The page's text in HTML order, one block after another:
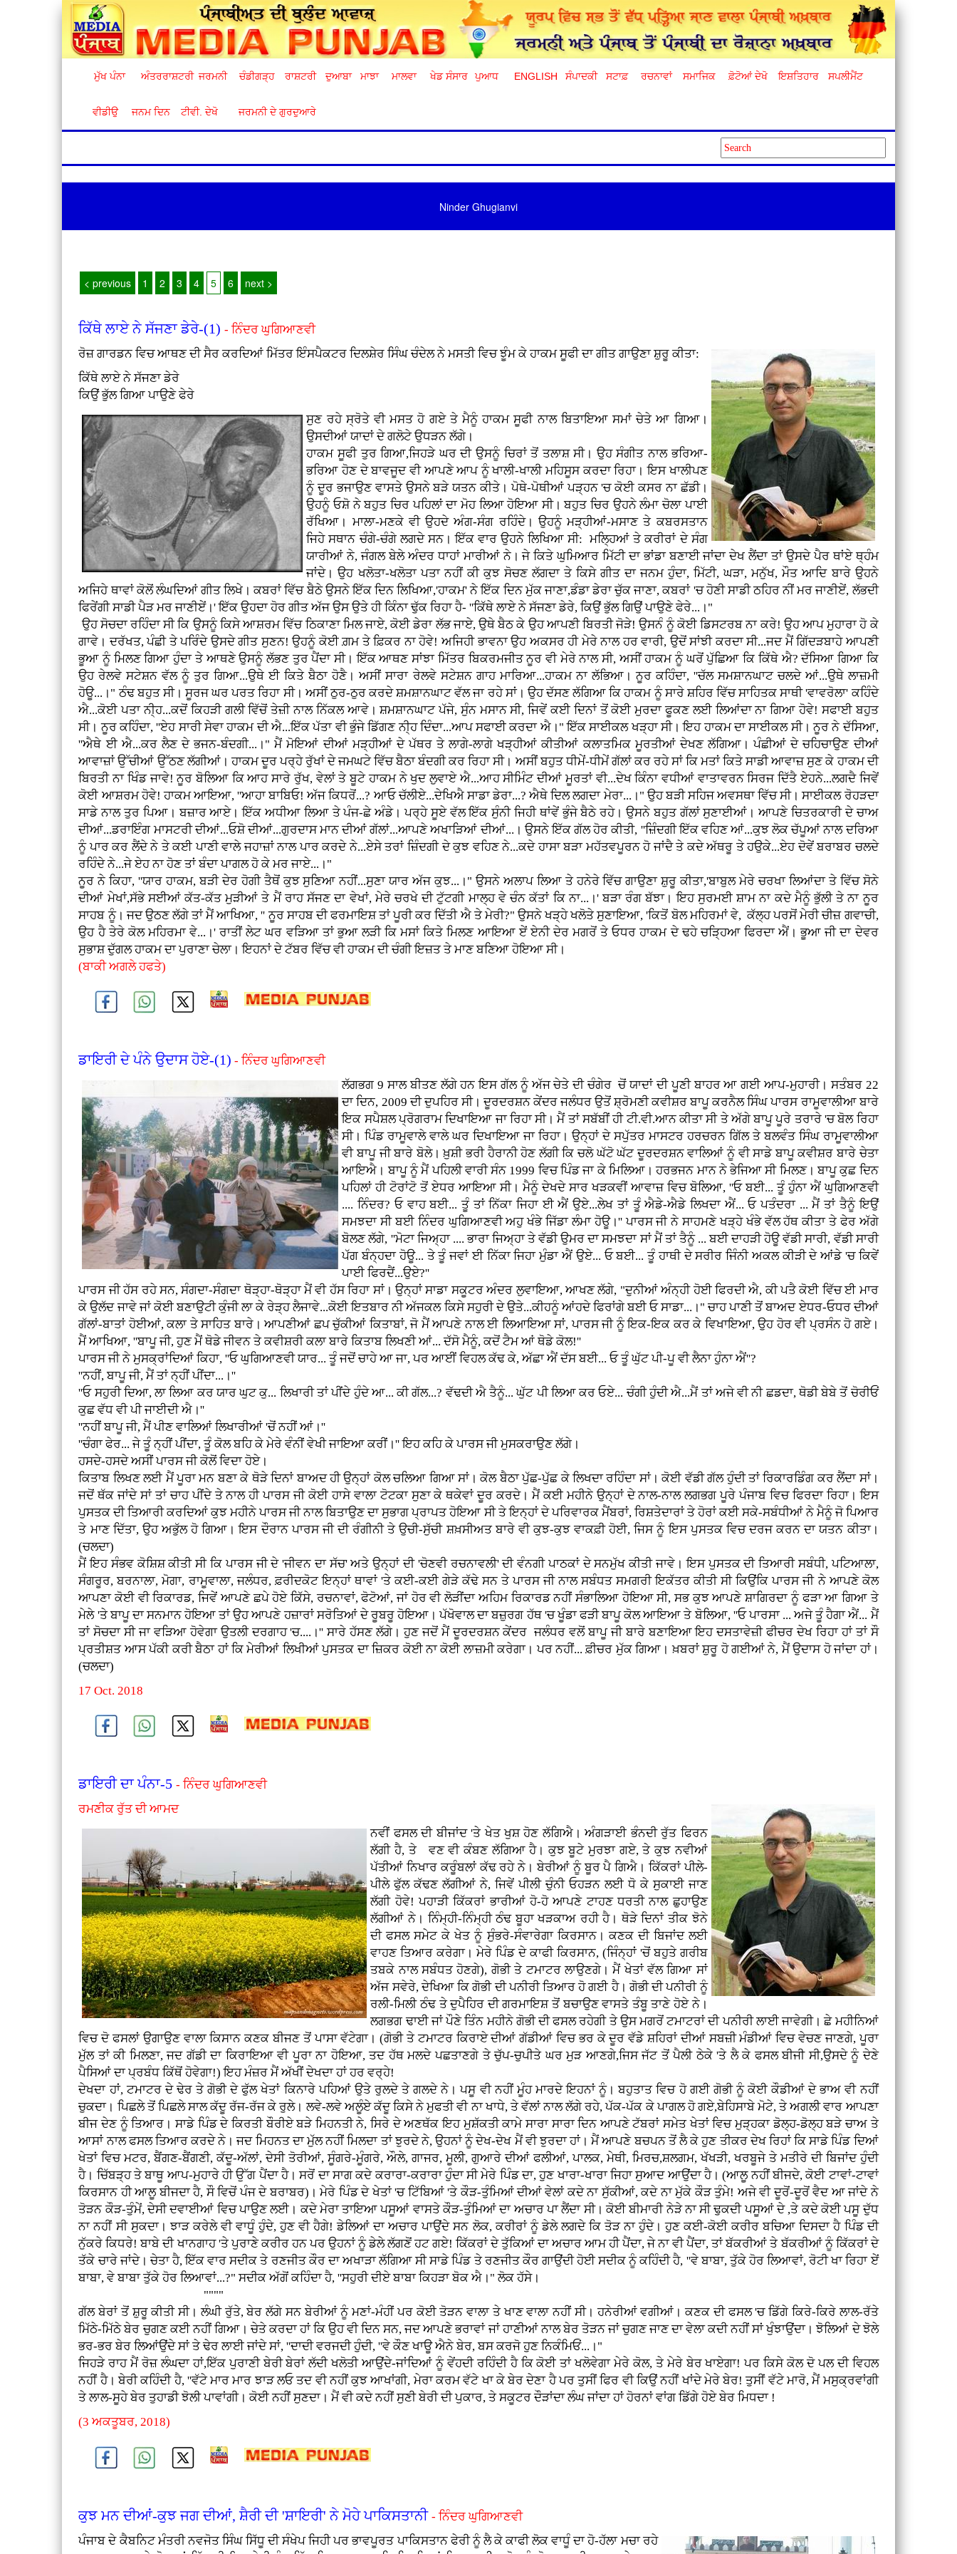
ਮੁੱਖ ਪੰਨਾ ਅੰਤਰਰਾਸ਼ਟਰੀ ਜਰਮਨੀ ਚੰਡੀਗੜ੍ਹ ਰਾਸ਼ਟਰੀ ਦੁਆਬਾ ਮਾਝਾ ਮਾਲਵਾ ਖੇਡ ਸੰਸਾਰ ਪੁਆਧ ENGLISH ਸੰਪਾਦਕੀ ਸਟਾਫ਼ ਰਚਨਾਵਾਂ ਸਮਾਜਿਕ ਫ਼ੋਟੋਆਂ ਦੇਖੋ ਇਸ਼ਤਿਹਾਰ ਸਪਲੀਮੈਂਟ
ਵੀਡੀਉ ਜਨਮ ਦਿਨ ਟੀਵੀ. ਦੇਖੋ ਜਰਮਨੀ ਦੇ ਗੁਰਦੁਆਰੇ
Ninder Ghugianvi
< previous 1 2 3 4 5 6 next >
ਕਿੱਥੇ ਲਾਏ ਨੇ ਸੱਜਣਾ ਡੇਰੇ-(1)- ਨਿੰਦਰ ਘੁਗਿਆਣਵੀ
ਰੋਜ਼ ਗਾਰਡਨ ਵਿਚ ਆਥਣ ਦੀ ਸੈਰ ਕਰਦਿਆਂ ਮਿੱਤਰ ਇੰਸਪੈਕਟਰ ਦਿਲਸ਼ੇਰ ਸਿੰਘ ਚੰਦੇਲ ਨੇ ਮਸਤੀ ਵਿਚ ਝੂੰਮ ਕੇ ਹਾਕਮ ਸੂਫੀ ਦਾ ਗੀਤ ਗਾਉਣਾ ਸ਼ੁਰੂ ਕੀਤਾ:
ਕਿੱਥੇ ਲਾਏ ਨੇ ਸੱਜਣਾ ਡੇਰੇ
ਕਿਉਂ ਭੁੱਲ ਗਿਆ ਪਾਉਣੇ ਫੇਰੇ
ਸੁਣ ਰਹੇ ਸ੍ਰੋਤੇ ਵੀ ਮਸਤ ਹੋ ਗਏ ਤੇ ਮੈਨੂੰ ਹਾਕਮ ਸੂਫੀ ਨਾਲ ਬਿਤਾਇਆ ਸਮਾਂ ਚੇਤੇ ਆ ਗਿਆ।
ਉਸਦੀਆਂ ਯਾਦਾਂ ਦੇ ਗਲੋਟੇ ਉਧੜਨ ਲੱਗੇ।
ਹਾਕਮ ਸੂਫੀ ਤੁਰ ਗਿਆ,ਜਿਹੜੇ ਘਰ ਦੀ ਉਸਨੂੰ ਚਿਰਾਂ ਤੋਂ ਤਲਾਸ਼ ਸੀ। ਉਹ ਸੰਗੀਤ ਨਾਲ ਭਰਿਆ-
ਭਰਿਆ ਹੋਣ ਦੇ ਬਾਵਜੂਦ ਵੀ ਆਪਣੇ ਆਪ ਨੂੰ ਖਾਲੀ-ਖਾਲੀ ਮਹਿਸੂਸ ਕਰਦਾ ਰਿਹਾ। ਇਸ ਖਾਲੀਪਣ
ਨੂੰ ਦੂਰ ਭਜਾਉਣ ਵਾਸਤੇ ਉਸਨੇ ਬੜੇ ਯਤਨ ਕੀਤੇ। ਪੋਥੇ-ਪੋਥੀਆਂ ਪੜ੍ਹਨ 'ਚ ਕੋਈ ਕਸਰ ਨਾ ਛੱਡੀ।
ਉਹਨੂੰ ਓਸ਼ੋ ਨੇ ਬਹੁਤ ਚਿਰ ਪਹਿਲਾਂ ਦਾ ਮੋਹ ਲਿਆ ਹੋਇਆ ਸੀ। ਬਹੁਤ ਚਿਰ ਉਹਨੇ ਲੰਮਾ ਚੋਲਾ ਪਾਈ
ਰੱਖਿਆ। ਮਾਲਾ-ਮਣਕੇ ਵੀ ਉਹਦੇ ਅੰਗ-ਸੰਗ ਰਹਿੰਦੇ। ਉਹਨੂੰ ਮੜ੍ਹੀਆਂ-ਮਸਾਣ ਤੇ ਕਬਰਸਤਾਨ
ਜਿਹੇ ਸਥਾਨ ਚੰਗੇ-ਚੰਗੇ ਲਗਦੇ ਸਨ। ਇੱਕ ਵਾਰ ਉਹਨੇ ਲਿਖਿਆ ਸੀ: ਮਲ੍ਹਿਆਂ ਤੇ ਕਰੀਰਾਂ ਦੇ ਸੰਗ
ਯਾਰੀਆਂ ਨੇ, ਜੰਗਲ ਬੇਲੇ ਅੰਦਰ ਧਾਹਾਂ ਮਾਰੀਆਂ ਨੇ। ਜੇ ਕਿਤੇ ਘੁਮਿਆਰ ਮਿੱਟੀ ਦਾ ਭਾਂਡਾ ਬਣਾਈ ਜਾਂਦਾ ਦੇਖ ਲੈਂਦਾ ਤਾਂ ਉਸਦੇ ਪੈਰ ਥਾਂਏ ਥ੍ਹੰਮ
ਜਾਂਦੇ। ਉਹ ਖਲੋਤਾ-ਖਲੋਤਾ ਪਤਾ ਨਹੀਂ ਕੀ ਕੁਝ ਸੋਚਣ ਲੱਗਦਾ ਤੇ ਕਿਸੇ ਗੀਤ ਦਾ ਜਨਮ ਹੁੰਦਾ, ਮਿੱਟੀ, ਘੜਾ, ਮਨੁੱਖ, ਮੌਤ ਆਦਿ ਬਾਰੇ ਉਹਨੇ
ਅਜਿਹੇ ਥਾਵਾਂ ਕੋਲੋਂ ਲੰਘਦਿਆਂ ਗੀਤ ਲਿਖੇ। ਕਬਰਾਂ ਵਿੱਚ ਬੈਠੇ ਉਸਨੇ ਇੱਕ ਦਿਨ ਲਿਖਿਆ,'ਹਾਕਮ' ਨੇ ਇੱਕ ਦਿਨ ਮੁੱਕ ਜਾਣਾ,ਡੰਡਾ ਡੇਰਾ ਚੁੱਕ ਜਾਣਾ, ਕਬਰਾਂ 'ਚ ਹੋਣੀ ਸਾਡੀ ਠਹਿਰ ਨੀਂ ਮਰ ਜਾਣੀਏਂ, ਲੱਭਦੀ
ਫਿਰੇਂਗੀ ਸਾਡੀ ਪੈੜ ਮਰ ਜਾਣੀਏਂ।' ਇੱਕ ਉਹਦਾ ਹੋਰ ਗੀਤ ਅੱਜ ਉਸ ਉਤੇ ਹੀ ਕਿੰਨਾ ਢੁੱਕ ਰਿਹਾ ਹੈ- ''ਕਿੱਥੇ ਲਾਏ ਨੇ ਸੱਜਣਾ ਡੇਰੇ, ਕਿਉਂ ਭੁੱਲ ਗਿਉਂ ਪਾਉਣੇ ਫੇਰੇ...।"
ਉਹ ਸੋਚਦਾ ਰਹਿੰਦਾ ਸੀ ਕਿ ਉਸਨੂੰ ਕਿਸੇ ਆਸ਼ਰਮ ਵਿੱਚ ਠਿਕਾਣਾ ਮਿਲ ਜਾਏ, ਕੋਈ ਡੇਰਾ ਲੱਭ ਜਾਏ, ਉਥੇ ਬੈਠ ਕੇ ਉਹ ਆਪਣੀ ਬਿਰਤੀ ਜੋੜੇ! ਉਸਨੰ ਨੂੰ ਕੋਈ ਡਿਸਟਰਬ ਨਾ ਕਰੇ! ਉਹ ਆਪ ਮੁਹਾਰਾ ਹੋ ਕੇ
ਗਾਵੇ। ਦਰੱਖਤ, ਪੰਛੀ ਤੇ ਪਰਿੰਦੇ ਉਸਦੇ ਗੀਤ ਸੁਣਨ! ਉਹਨੂੰ ਕੋਈ ਗ਼ਮ ਤੇ ਫ਼ਿਕਰ ਨਾ ਹੋਵੇ! ਅਜਿਹੀ ਭਾਵਨਾ ਉਹ ਅਕਸਰ ਹੀ ਮੇਰੇ ਨਾਲ ਹਰ ਵਾਰੀ, ਉਦੋਂ ਸਾਂਝੀ ਕਰਦਾ ਸੀ...ਜਦ ਮੈਂ ਗਿੱਦੜਬਾਹੇ ਆਪਣੀ
ਭੂਆ ਨੂੰ ਮਿਲਣ ਗਿਆ ਹੁੰਦਾ ਤੇ ਆਥਣੇ ਉਸਨੂੰ ਲੱਭਣ ਤੁਰ ਪੈਂਦਾ ਸੀ। ਇੱਕ ਆਥਣ ਸਾਂਝਾ ਮਿੱਤਰ ਬਿਕਰਮਜੀਤ ਨੂਰ ਵੀ ਮੇਰੇ ਨਾਲ ਸੀ, ਅਸੀਂ ਹਾਕਮ ਨੂੰ ਘਰੋਂ ਪੁੱਛਿਆ ਕਿ ਕਿੱਥੇ ਐ? ਦੱਸਿਆ ਗਿਆ ਕਿ
ਉਹ ਰੇਲਵੇ ਸਟੇਸ਼ਨ ਵੱਲ ਨੂੰ ਤੁਰ ਗਿਆ...ਉਥੇ ਈ ਕਿਤੇ ਬੈਠਾ ਹੋਣੈ। ਅਸੀਂ ਸਾਰਾ ਰੇਲਵੇ ਸਟੇਸ਼ਨ ਗਾਹ ਮਾਰਿਆ...ਹਾਕਮ ਨਾ ਲੱਭਿਆ। ਨੂਰ ਕਹਿੰਦਾ, ''ਚੱਲ ਸਮਸ਼ਾਨਘਾਟ ਚਲਦੇ ਆਂ...ਉਥੇ ਲਾਜ਼ਮੀ
ਹੋਊ...।" ਠੰਢ ਬਹੁਤ ਸੀ। ਸੂਰਜ ਘਰ ਪਰਤ ਰਿਹਾ ਸੀ। ਅਸੀਂ ਠੁਰ-ਠੁਰ ਕਰਦੇ ਸ਼ਮਸ਼ਾਨਘਾਟ ਵੱਲ ਜਾ ਰਹੇ ਸਾਂ। ਉਹ ਦੱਸਣ ਲੱਗਿਆ ਕਿ ਹਾਕਮ ਨੂੰ ਸਾਰੇ ਸ਼ਹਿਰ ਵਿੱਚ ਸਾਹਿਤਕ ਸਾਥੀ 'ਵਾਵਰੋਲਾ' ਕਹਿੰਦੇ
ਐ...ਕੋਈ ਪਤਾ ਨੀ੍ਹ...ਕਦੋਂ ਕਿਹੜੀ ਗਲੀ ਵਿੱਚੋਂ ਤੇਜ਼ੀ ਨਾਲ ਨਿੱਕਲ ਆਵੇ। ਸ਼ਮਸ਼ਾਨਘਾਟ ਪੱਜੇ, ਸੁੰਨ ਮਸਾਨ ਸੀ, ਜਿਵੇਂ ਕਈ ਦਿਨਾਂ ਤੋਂ ਕੋਈ ਮੁਰਦਾ ਫੂਕਣ ਲਈ ਲਿਆਂਦਾ ਨਾ ਗਿਆ ਹੋਵੇ! ਸਫਾਈ ਬਹੁਤ
ਸੀ। ਨੂਰ ਕਹਿੰਦਾ, ''ਏਹ ਸਾਰੀ ਸੇਵਾ ਹਾਕਮ ਦੀ ਐ...ਇੱਕ ਪੱਤਾ ਵੀ ਭੁੰਜੇ ਡਿੱਗਣ ਨੀ੍ਹ ਦਿੰਦਾ...ਆਪ ਸਫਾਈ ਕਰਦਾ ਐ।" ਇੱਕ ਸਾਈਕਲ ਖੜ੍ਹਾ ਸੀ। ਇਹ ਹਾਕਮ ਦਾ ਸਾਈਕਲ ਸੀ। ਨੂਰ ਨੇ ਦੱਸਿਆ,
''ਐਥੇ ਈ ਐ...ਕਰ ਲੈਣ ਦੇ ਭਜਨ-ਬੰਦਗੀ...।" ਮੈਂ ਮੋਇਆਂ ਦੀਆਂ ਮੜ੍ਹੀਆਂ ਦੇ ਪੱਥਰ ਤੇ ਲਾਗੇ-ਲਾਗੇ ਖੜ੍ਹੀਆਂ ਕੀਤੀਆਂ ਕਲਾਤਮਿਕ ਮੂਰਤੀਆਂ ਦੇਖਣ ਲੱਗਿਆ। ਪੰਛੀਆਂ ਦੇ ਚਹਿਚਾਉਣ ਦੀਆਂ
ਆਵਾਜ਼ਾਂ ਉੱਚੀਆਂ ਉੱਠਣ ਲੱਗੀਆਂ। ਹਾਕਮ ਦੂਰ ਪਰ੍ਹੇ ਰੁੱਖਾਂ ਦੇ ਜਮਘਟੇ ਵਿੱਚ ਬੈਠਾ ਬੰਦਗੀ ਕਰ ਰਿਹਾ ਸੀ। ਅਸੀਂ ਬਹੁਤ ਧੀਮੇਂ-ਧੀਮੇਂ ਗੱਲਾਂ ਕਰ ਰਹੇ ਸਾਂ ਕਿ ਮਤਾਂ ਕਿਤੇ ਸਾਡੀ ਆਵਾਜ਼ ਸੁਣ ਕੇ ਹਾਕਮ ਦੀ
ਬਿਰਤੀ ਨਾ ਖਿੰਡ ਜਾਵੇ! ਨੂਰ ਬੋਲਿਆ ਕਿ ਆਹ ਸਾਰੇ ਰੁੱਖ, ਵੇਲਾਂ ਤੇ ਬੂਟੇ ਹਾਕਮ ਨੇ ਖੁਦ ਲੁਵਾਏ ਐ...ਆਹ ਸੀਮਿੰਟ ਦੀਆਂ ਮੂਰਤਾਂ ਵੀ...ਦੇਖ ਕਿੰਨਾ ਵਧੀਆਂ ਵਾਤਾਵਰਨ ਸਿਰਜ ਦਿੱਤੈ ਏਹਨੇ...ਲਗਦੈ ਜਿਵੇਂ
ਕੋਈ ਆਸ਼ਰਮ ਹੋਵੇ! ਹਾਕਮ ਆਇਆ, ''ਆਹਾ ਬਾਬਿਓ! ਅੱਜ ਕਿਧਰੋਂ...? ਆਓ ਚੱਲੀਏ...ਦੇਖਿਐ ਸਾਡਾ ਡੇਰਾ...? ਐਥੇ ਦਿਲ ਲਗਦਾ ਮੇਰਾ...।" ਉਹ ਬੜੀ ਸਹਿਜ ਅਵਸਥਾ ਵਿੱਚ ਸੀ। ਸਾਈਕਲ ਰੋਹੜਦਾ
ਸਾਡੇ ਨਾਲ ਤੁਰ ਪਿਆ। ਬਜ਼ਾਰ ਆਏ। ਇੱਕ ਅਧੀਆ ਲਿਆ ਤੇ ਪੰਜ-ਛੇ ਅੰਡੇ। ਪਰ੍ਹੇ ਸੂਏ ਵੱਲ ਇੱਕ ਸੁੰਨੀ ਜਿਹੀ ਥਾਂਵੇਂ ਭੁੰਜੇ ਬੈਠੇ ਰਹੇ। ਉਸਨੇ ਬਹੁਤ ਗੱਲਾਂ ਸੁਣਾਈਆਂ। ਆਪਣੇ ਚਿਤਰਕਾਰੀ ਦੇ ਚਾਅ
ਦੀਆਂ...ਡਰਾਇੰਗ ਮਾਸਟਰੀ ਦੀਆਂ...ਓਸ਼ੋ ਦੀਆਂ...ਗੁਰਦਾਸ ਮਾਨ ਦੀਆਂ ਗੱਲਾਂ...ਆਪਣੇ ਅਖਾੜਿਆਂ ਦੀਆਂ...। ਉਸਨੇ ਇੱਕ ਗੱਲ ਹੋਰ ਕੀਤੀ, ''ਜ਼ਿੰਦਗੀ ਇੱਕ ਵਹਿਣ ਆਂ...ਕੁਝ ਲੋਕ ਚੱਪੂਆਂ ਨਾਲ ਦਰਿਆ
ਨੂੰ ਪਾਰ ਕਰ ਲੈਂਦੇ ਨੇ ਤੇ ਕਈ ਪਾਣੀ ਵਾਲੇ ਜਹਾਜ਼ਾਂ ਨਾਲ ਪਾਰ ਕਰਦੇ ਨੇ...ਏਸੇ ਤਰਾਂ ਜ਼ਿੰਦਗੀ ਦੇ ਕੁਝ ਵਹਿਣ ਨੇ...ਕਦੇ ਹਾਸਾ ਬੜਾ ਮਹੱਤਵਪੂਰਨ ਹੋ ਜਾਂਦੈ ਤੇ ਕਦੇ ਅੱਥਰੂ ਤੇ ਹਉਕੇ...ਏਹ ਦੋਵੇਂ ਬਰਾਬਰ ਚਲਦੇ
ਰਹਿੰਦੇ ਨੇ...ਜੇ ਏਹ ਨਾ ਹੋਣ ਤਾਂ ਬੰਦਾ ਪਾਗਲ ਹੋ ਕੇ ਮਰ ਜਾਏ...।"
ਨੂਰ ਨੇ ਕਿਹਾ, ''ਯਾਰ ਹਾਕਮ, ਬੜੀ ਦੇਰ ਹੋਗੀ ਤੈਥੋਂ ਕੁਝ ਸੁਣਿਆ ਨਹੀਂ...ਸੁਣਾ ਯਾਰ ਅੱਜ ਕੁਝ...।" ਉਸਨੇ ਅਲਾਪ ਲਿਆ ਤੇ ਹਨੇਰੇ ਵਿੱਚ ਗਾਉਣਾ ਸ਼ੁਰੂ ਕੀਤਾ,'ਬਾਬੁਲ ਮੇਰੇ ਚਰਖਾ ਲਿਆਂਦਾ ਤੇ ਵਿੱਚ ਸੋਨੇ
ਦੀਆਂ ਮੇਖਾਂ,ਸੱਭੇ ਸਈਆਂ ਕੱਤ-ਕੱਤ ਮੁੜੀਆਂ ਤੇ ਮੈਂ ਰਾਹ ਸੱਜਣ ਦਾ ਵੇਖਾਂ, ਮੇਰੇ ਚਰਖੇ ਦੀ ਟੁੱਟਗੀ ਮਾਲ੍ਹ ਵੇ ਚੰਨ ਕੱਤਾਂ ਕਿ ਨਾ...।' ਬੜਾ ਰੰਗ ਬੱਝਾ। ਇਹ ਸੁਰਮਈ ਸ਼ਾਮ ਨਾ ਕਦੇ ਮੈਨੂੰ ਭੁੱਲੀ ਤੇ ਨਾ ਨੂਰ
ਸਾਹਬ ਨੂੰ। ਜਦ ਉਠਣ ਲੱਗੇ ਤਾਂ ਮੈਂ ਆਖਿਆ, '' ਨੂਰ ਸਾਹਬ ਦੀ ਫਰਮਾਇਸ਼ ਤਾਂ ਪੂਰੀ ਕਰ ਦਿੱਤੀ ਐ ਤੇ ਮੇਰੀ?" ਉਸਨੇ ਖੜ੍ਹੇ ਖਲੋਤੇ ਸੁਣਾਇਆ, 'ਕਿਤੋਂ ਬੋਲ ਮਹਿਰਮਾਂ ਵੇ, ਕੱਲ੍ਹ ਪਰਸੋਂ ਮੇਰੀ ਚੀਜ਼ ਗਵਾਚੀ,
ਉਹ ਹੈ ਤੇਰੇ ਕੋਲ ਮਹਿਰਮਾ ਵੇ...।' ਰਾਤੀਂ ਲੇਟ ਘਰ ਵੜਿਆ ਤਾਂ ਭੁਆ ਲੜੀ ਕਿ ਮਸਾਂ ਕਿਤੇ ਮਿਲਣ ਆਇਆ ਏਂ ਏਨੀ ਦੇਰ ਮਗਰੋਂ ਤੇ ਓਧਰ ਹਾਕਮ ਦੇ ਢਹੇ ਚੜ੍ਹਿਆ ਫਿਰਦਾ ਐਂ। ਭੂਆ ਜੀ ਦਾ ਦੇਵਰ
ਸੁਭਾਸ਼ ਦੁੱਗਲ ਹਾਕਮ ਦਾ ਪੁਰਾਣਾ ਚੇਲਾ। ਇਹਨਾਂ ਦੇ ਟੱਬਰ ਵਿੱਚ ਵੀ ਹਾਕਮ ਦੀ ਚੰਗੀ ਇਜ਼ਤ ਤੇ ਮਾਣ ਬਣਿਆ ਹੋਇਆ ਸੀ।
(ਬਾਕੀ ਅਗਲੇ ਹਫਤੇ)
ਡਾਇਰੀ ਦੇ ਪੰਨੇ ਉਦਾਸ ਹੋਏ-(1) - ਨਿੰਦਰ ਘੁਗਿਆਣਵੀ
ਲੱਗਭਗ 9 ਸਾਲ ਬੀਤਣ ਲੱਗੇ ਹਨ ਇਸ ਗੱਲ ਨੂੰ ਅੱਜ ਚੇਤੇ ਦੀ ਚੰਗੇਰ ਚੋਂ ਯਾਦਾਂ ਦੀ ਪੂਣੀ ਬਾਹਰ ਆ ਗਈ ਆਪ-ਮੁਹਾਰੀ। ਸਤੰਬਰ 22
ਦਾ ਦਿਨ, 2009 ਦੀ ਦੁਪਹਿਰ ਸੀ। ਦੂਰਦਰਸ਼ਨ ਕੇਂਦਰ ਜਲੰਧਰ ਉਤੋਂ ਸ਼੍ਰੋਮਣੀ ਕਵੀਸ਼ਰ ਬਾਪੂ ਕਰਨੈਲ ਸਿੰਘ ਪਾਰਸ ਰਾਮੂਵਾਲੀਆ ਬਾਰੇ
ਇਕ ਸਪੈਸ਼ਲ ਪ੍ਰੋਗਰਾਮ ਦਿਖਾਇਆ ਜਾ ਰਿਹਾ ਸੀ। ਮੈਂ ਤਾਂ ਸਬੱਬੀਂ ਹੀ ਟੀ.ਵੀ.ਆਨ ਕੀਤਾ ਸੀ ਤੇ ਅੱਗੇ ਬਾਪੂ ਪੂਰੇ ਤਰਾਰੇ 'ਚ ਬੋਲ ਰਿਹਾ
ਸੀ। ਪਿੰਡ ਰਾਮੂਵਾਲੇ ਵਾਲੇ ਘਰ ਦਿਖਾਇਆ ਜਾ ਰਿਹਾ। ਉਨ੍ਹਾਂ ਦੇ ਸਪੁੱਤਰ ਮਾਸਟਰ ਹਰਚਰਨ ਗਿੱਲ ਤੇ ਬਲਵੰਤ ਸਿੰਘ ਰਾਮੂਵਾਲੀਆ
ਵੀ ਬਾਪੂ ਜੀ ਬਾਰੇ ਬੋਲੇ। ਖ਼ੁਸ਼ੀ ਭਰੀ ਹੈਰਾਨੀ ਹੋਣ ਲੱਗੀ ਕਿ ਚਲੋ ਘੱਟੋ ਘੱਟ ਦੂਰਦਰਸ਼ਨ ਵਾਲਿਆਂ ਨੂੰ ਵੀ ਸਾਡੇ ਬਾਪੂ ਕਵੀਸ਼ਰ ਬਾਰੇ ਚੇਤਾ
ਆਇਐ। ਬਾਪੂ ਨੂੰ ਮੈਂ ਪਹਿਲੀ ਵਾਰੀ ਸੰਨ 1999 ਵਿਚ ਪਿੰਡ ਜਾ ਕੇ ਮਿਲਿਆ। ਹਰਭਜਨ ਮਾਨ ਨੇ ਭੇਜਿਆ ਸੀ ਮਿਲਣ। ਬਾਪੂ ਕੁਛ ਦਿਨ
ਪਹਿਲਾਂ ਹੀ ਟੋਰਾਂਟੋ ਤੋਂ ਏਧਰ ਆਇਆ ਸੀ। ਮੈਨੂੰ ਦੇਖਦੇ ਸਾਰ ਖੜਕਵੀਂ ਆਵਾਜ਼ ਵਿਚ ਬੋਲਿਆ, ''ਓ ਬਈ... ਤੂੰ ਹੁੰਨਾ ਐਂ ਘੁਗਿਆਣਵੀ
.... ਨਿੰਦਰ? ਓ ਵਾਹ ਬਈ... ਤੂੰ ਤਾਂ ਨਿੱਕਾ ਜਿਹਾ ਈ ਐਂ ਉਏ...ਲੇਖ ਤਾਂ ਤੂੰ ਐਡੇ-ਐਡੇ ਲਿਖਦਾ ਐਂ... ਓ ਪਤੰਦਰਾ ... ਮੈਂ ਤਾਂ ਤੈਨੂੰ ਇਉਂ
ਸਮਝਦਾ ਸੀ ਬਈ ਨਿੰਦਰ ਘੁਗਿਆਣਵੀ ਅਹੁ ਖੰਭੇ ਜਿੱਡਾ ਲੰਮਾ ਹੋਊ।'' ਪਾਰਸ ਜੀ ਨੇ ਸਾਹਮਣੇ ਖੜ੍ਹੇ ਖੰਭੇ ਵੱਲ ਹੱਥ ਕੀਤਾ ਤੇ ਫੇਰ ਅੱਗੇ
ਬੋਲਣ ਲੱਗੇ, ''ਮੋਟਾ ਜਿਅ੍ਹਾ .... ਭਾਰਾ ਜਿਅ੍ਹਾ ਤੇ ਵੱਡੀ ਉਮਰ ਦਾ ਸਮਝਦਾ ਸਾਂ ਮੈਂ ਤਾਂ ਤੈਨੂੰ ... ਬਈ ਦਾਹੜੀ ਹੋਊ ਵੱਡੀ ਸਾਰੀ, ਵੱਡੀ ਸਾਰੀ
ਪੱਗ ਬੰਨ੍ਹਦਾ ਹੋਊ... ਤੇ ਤੂੰ ਜਵਾਂ ਈ ਨਿੱਕਾ ਜਿਹਾ ਮੁੰਡਾ ਐਂ ਉਏ... ਓ ਬਈ... ਤੂੰ ਹਾਥੀ ਦੇ ਸਰੀਰ ਜਿੰਨੀ ਅਕਲ ਕੀੜੀ ਦੇ ਆਂਡੇ 'ਚ ਕਿਵੇਂ
ਪਾਈ ਫਿਰਦੈਂ...ਉਏ?''
ਪਾਰਸ ਜੀ ਹੱਸ ਰਹੇ ਸਨ, ਸੰਗਦਾ-ਸੰਗਦਾ ਥੋੜ੍ਹਾ-ਥੋੜ੍ਹਾ ਮੈਂ ਵੀ ਹੱਸ ਰਿਹਾ ਸਾਂ। ਉਨ੍ਹਾਂ ਸਾਡਾ ਸਕੂਟਰ ਅੰਦਰ ਲੁਵਾਇਆ, ਆਖਣ ਲੱਗੇ, "ਦੁਨੀਆਂ ਅੰਨ੍ਹੀ ਹੋਈ ਫਿਰਦੀ ਐ, ਕੀ ਪਤੈ ਕੋਈ ਵਿੱਚ ਈ ਮਾਰ
ਕੇ ਉਲੱਦ ਜਾਵੇ ਜਾਂ ਕੋਈ ਬਣਾਉਟੀ ਕੁੰਜੀ ਲਾ ਕੇ ਰੇੜ੍ਹ ਲੈਜਾਵੇ...ਕੋਈ ਇਤਬਾਰ ਨੀ ਅੱਜਕਲ ਕਿਸੇ ਸਹੁਰੀ ਦੇ ਉਤੇ...ਕੀਹਨੂੰ ਆਂਹਦੇ ਫਿਰਾਂਗੇ ਬਈ ਓ ਸਾਡਾ...।" ਚਾਹ ਪਾਣੀ ਤੋਂ ਬਾਅਦ ਏਧਰ-ਓਧਰ ਦੀਆਂ
ਗੱਲਾਂ-ਬਾਤਾਂ ਹੋਈਆਂ, ਕਲਾ ਤੇ ਸਾਹਿਤ ਬਾਰੇ। ਆਪਣੀਆਂ ਛਪ ਚੁੱਕੀਆਂ ਕਿਤਾਬਾਂ, ਜੋ ਮੈਂ ਆਪਣੇ ਨਾਲ ਈ ਲਿਆਇਆ ਸਾਂ, ਪਾਰਸ ਜੀ ਨੂੰ ਇਕ-ਇਕ ਕਰ ਕੇ ਵਿਖਾਇਆ, ਉਹ ਹੋਰ ਵੀ ਪ੍ਰਸੰਨ ਹੋ ਗਏ।
ਮੈਂ ਆਖਿਆ, ''ਬਾਪੂ ਜੀ, ਹੁਣ ਮੈਂ ਥੋਡੇ ਜੀਵਨ ਤੇ ਕਵੀਸ਼ਰੀ ਕਲਾ ਬਾਰੇ ਕਿਤਾਬ ਲਿਖਣੀ ਆਂ... ਦੱਸੋ ਮੈਨੂੰ, ਕਦੋਂ ਟੈਮ ਆਂ ਥੋਡੇ ਕੋਲ!''
ਪਾਰਸ ਜੀ ਨੇ ਮੁਸਕ੍ਰਾਂਦਿਆਂ ਕਿਹਾ, ''ਓ ਘੁਗਿਆਣਵੀ ਯਾਰ... ਤੂੰ ਜਦੋਂ ਚਾਹੇ ਆ ਜਾ, ਪਰ ਆਈਂ ਵਿਹਲ ਕੱਢ ਕੇ, ਅੱਛਾ ਐਂ ਦੱਸ ਬਈ... ਓ ਤੂੰ ਘੁੱਟ ਪੀ-ਪੂ ਵੀ ਲੈਨਾ ਹੁੰਨਾ ਐਂ''?
''ਨਹੀਂ, ਬਾਪੂ ਜੀ, ਮੈਂ ਤਾਂ ਨ੍ਹੀਂ ਪੀਂਦਾ...।''
''ਓ ਸਹੁਰੀ ਦਿਆ, ਲਾ ਲਿਆ ਕਰ ਯਾਰ ਘੁਟ ਕੁ... ਲਿਖਾਰੀ ਤਾਂ ਪੀਂਦੇ ਹੁੰਦੇ ਆ... ਕੀ ਗੱਲ...? ਵੱਢਦੀ ਐ ਤੈਨੂੰ... ਘੁੱਟ ਪੀ ਲਿਆ ਕਰ ਓਏ... ਚੰਗੀ ਹੁੰਦੀ ਐ...ਮੈਂ ਤਾਂ ਅਜੇ ਵੀ ਨੀ ਛਡਦਾ, ਥੋਡੀ ਬੇਬੇ ਤੋਂ ਚੋਰੀਓਂ
ਕੁਛ ਵੱਧ ਵੀ ਪੀ ਜਾਈਦੀ ਐ।''
''ਨਹੀਂ ਬਾਪੂ ਜੀ, ਮੈਂ ਪੀਣ ਵਾਲਿਆਂ ਲਿਖਾਰੀਆਂ 'ਚੋਂ ਨਹੀਂ ਆਂ।''
''ਚੰਗਾ ਫੇਰ... ਜੇ ਤੂੰ ਨ੍ਹੀਂ ਪੀਂਦਾ, ਤੂੰ ਕੋਲ ਬਹਿ ਕੇ ਮੇਰੇ ਵੰਨੀਂ ਵੇਖੀ ਜਾਇਆ ਕਰੀਂ।'' ਇਹ ਕਹਿ ਕੇ ਪਾਰਸ ਜੀ ਮੁਸਕਰਾਉਣ ਲੱਗੇ।
ਹਸਦੇ-ਹਸਦੇ ਅਸੀਂ ਪਾਰਸ ਜੀ ਕੋਲੋਂ ਵਿਦਾ ਹੋਏ।
ਕਿਤਾਬ ਲਿਖਣ ਲਈ ਮੈਂ ਪੂਰਾ ਮਨ ਬਣਾ ਕੇ ਥੋੜੇ ਦਿਨਾਂ ਬਾਅਦ ਹੀ ਉਨ੍ਹਾਂ ਕੋਲ ਚਲਿਆ ਗਿਆ ਸਾਂ। ਕੋਲ ਬੈਠਾ ਪੁੱਛ-ਪੁੱਛ ਕੇ ਲਿਖਦਾ ਰਹਿੰਦਾ ਸਾਂ। ਕੋਈ ਵੱਡੀ ਗੱਲ ਹੁੰਦੀ ਤਾਂ ਰਿਕਾਰਡਿੰਗ ਕਰ ਲੈਂਦਾ ਸਾਂ।
ਜਦੋਂ ਥੱਕ ਜਾਂਦੇ ਸਾਂ ਤਾਂ ਚਾਹ ਪੀਂਦੇ ਤੇ ਨਾਲ ਹੀ ਪਾਰਸ ਜੀ ਕੋਈ ਹਾਸੇ ਵਾਲਾ ਟੋਟਕਾ ਸੁਣਾ ਕੇ ਥਕੇਵਾਂ ਦੂਰ ਕਰਦੇ। ਮੈਂ ਕਈ ਮਹੀਨੇ ਉਨ੍ਹਾਂ ਦੇ ਨਾਲ-ਨਾਲ ਲਗਭਗ ਪੂਰੇ ਪੰਜਾਬ ਵਿਚ ਫਿਰਦਾ ਰਿਹਾ। ਇਸ
ਪੁਸਤਕ ਦੀ ਤਿਆਰੀ ਕਰਦਿਆਂ ਕੁਝ ਮਹੀਨੇ ਪਾਰਸ ਜੀ ਨਾਲ ਬਿਤਾਉਣ ਦਾ ਸੁਭਾਗ ਪ੍ਰਾਪਤ ਹੋਇਆ ਸੀ ਤੇ ਇਨ੍ਹਾਂ ਦੇ ਪਰਿਵਾਰਕ ਮੈਂਬਰਾਂ, ਰਿਸ਼ਤੇਦਾਰਾਂ ਤੇ ਹੋਰਾਂ ਕਈ ਸਕੇ-ਸਬੰਧੀਆਂ ਨੇ ਮੈਨੂੰ ਜੋ ਪਿਆਰ
ਤੇ ਮਾਣ ਦਿੱਤਾ, ਉਹ ਅਭੁੱਲ ਹੋ ਗਿਆ। ਇਸ ਦੌਰਾਨ ਪਾਰਸ ਜੀ ਦੀ ਰੰਗੀਨੀ ਤੇ ਉਚੀ-ਸੁੱਚੀ ਸ਼ਖ਼ਸੀਅਤ ਬਾਰੇ ਵੀ ਕੁਝ-ਕੁਝ ਵਾਕਫ਼ੀ ਹੋਈ, ਜਿਸ ਨੂੰ ਇਸ ਪੁਸਤਕ ਵਿਚ ਦਰਜ ਕਰਨ ਦਾ ਯਤਨ ਕੀਤਾ।
(ਚਲਦਾ)
ਮੈਂ ਇਹ ਸੰਭਵ ਕੋਸ਼ਿਸ਼ ਕੀਤੀ ਸੀ ਕਿ ਪਾਰਸ ਜੀ ਦੇ 'ਜੀਵਨ ਦਾ ਸੱਚ' ਅਤੇ ਉਨ੍ਹਾਂ ਦੀ 'ਚੋਣਵੀ ਰਚਨਾਵਲੀ' ਦੀ ਵੰਨਗੀ ਪਾਠਕਾਂ ਦੇ ਸਨਮੁੱਖ ਕੀਤੀ ਜਾਵੇ। ਇਸ ਪੁਸਤਕ ਦੀ ਤਿਆਰੀ ਸਬੰਧੀ, ਪਟਿਆਲਾ,
ਸੰਗਰੂਰ, ਬਰਨਾਲਾ, ਮੋਗਾ, ਰਾਮੂਵਾਲਾ, ਜਲੰਧਰ, ਫ਼ਰੀਦਕੋਟ ਇਨ੍ਹਾਂ ਥਾਵਾਂ 'ਤੇ ਕਈ-ਕਈ ਗੇੜੇ ਕੱਢੇ ਸਨ ਤੇ ਪਾਰਸ ਜੀ ਨਾਲ ਸਬੰਧਤ ਸਮਗਰੀ ਇਕੱਤਰ ਕੀਤੀ ਸੀ ਕਿਉਂਕਿ ਪਾਰਸ ਜੀ ਨੇ ਆਪਣੇ ਕੋਲ
ਆਪਣਾ ਕੋਈ ਵੀ ਰਿਕਾਰਡ, ਜਿਵੇਂ ਆਪਣੇ ਛਪੇ ਹੋਏ ਕਿੱਸੇ, ਰਚਨਾਵਾਂ, ਫੋਟੋਆਂ, ਜਾਂ ਹੋਰ ਵੀ ਲੋੜੀਂਦਾ ਅਹਿਮ ਰਿਕਾਰਡ ਨਹੀਂ ਸੰਭਾਲਿਆ ਹੋਇਆ ਸੀ, ਸਭ ਕੁਝ ਆਪਣੇ ਸ਼ਾਗਿਰਦਾ ਨੂੰ ਫੜਾ ਆ ਗਿਆ ਤੇ
ਮੇਲੇ 'ਤੇ ਬਾਪੂ ਦਾ ਸਨਮਾਨ ਹੋਇਆ ਤਾਂ ਉਹ ਆਪਣੇ ਹਜ਼ਾਰਾਂ ਸਰੋਤਿਆਂ ਦੇ ਰੂਬਰੂ ਹੋਇਆ। ਪੱਖੋਵਾਲ ਦਾ ਬਜ਼ੁਰਗ ਹੱਥ 'ਚ ਖੂੰਡਾ ਫੜੀ ਬਾਪੂ ਕੋਲ ਆਇਆ ਤੇ ਬੋਲਿਆ, ''ਓ ਪਾਰਸਾ ... ਅਜੇ ਤੂੰ ਹੈਗਾ ਐਂ... ਮੈਂ
ਤਾਂ ਸੋਚਦਾ ਸੀ ਜਾ ਵੜਿਆ ਹੋਵੇਗਾ ਉਤਲੀ ਦਰਗਾਹ 'ਚ....।'' ਸਾਰੇ ਹੱਸਣ ਲੱਗੇ। ਹੁਣ ਜਦੋਂ ਮੈਂ ਦੂਰਦਰਸ਼ਨ ਕੇਂਦਰ ਜਲੰਧਰ ਵਲੋਂ ਬਾਪੂ ਜੀ ਬਾਰੇ ਬਣਾਇਆ ਇਹ ਦਸਤਾਵੇਜ਼ੀ ਫੀਚਰ ਦੇਖ ਰਿਹਾ ਹਾਂ ਤਾਂ ਸੌ
ਪ੍ਰਤੀਸ਼ਤ ਆਸ ਪੱਕੀ ਕਰੀ ਬੈਠਾ ਹਾਂ ਕਿ ਮੇਰੀਆਂ ਲਿਖੀਆਂ ਪੁਸਤਕ ਦਾ ਜ਼ਿਕਰ ਕੋਈ ਨਾ ਕੋਈ ਲਾਜ਼ਮੀ ਕਰੇਗਾ। ਪਰ ਨਹੀਂ... ਫ਼ੀਚਰ ਮੁੱਕ ਗਿਆ। ਖ਼ਬਰਾਂ ਸ਼ੁਰੂ ਹੋ ਗਈਆਂ ਨੇ, ਮੈਂ ਉਦਾਸ ਹੋ ਜਾਂਦਾ ਹਾਂ।
(ਚਲਦਾ)
17 Oct. 2018
ਡਾਇਰੀ ਦਾ ਪੰਨਾ-5- ਨਿੰਦਰ ਘੁਗਿਆਣਵੀ
ਰਮਣੀਕ ਰੁੱਤ ਦੀ ਆਮਦ
ਨਵੀਂ ਫਸਲ ਦੀ ਬੀਜਾਂਦ 'ਤੇ ਖੇਤ ਖੁਸ਼ ਹੋਣ ਲੱਗਿਐ। ਅੰਗੜਾਈ ਭੰਨਦੀ ਰੁੱਤ ਫਿਰਨ
ਲੱਗੀ ਹੈ, ਤੇ ਵਣ ਵੀ ਕੰਬਣ ਲੱਗਿਆ ਹੈ। ਕੁਝ ਬੂਟੇ ਮੁਰਝਾ ਗਏ, ਤੇ ਕੁਝ ਨਵੀਆਂ
ਪੱਤੀਆਂ ਨਿਖਾਰ ਕਰੂੰਬਲਾਂ ਕੱਢ ਰਹੇ ਨੇ। ਬੇਰੀਆਂ ਨੂੰ ਬੂਰ ਪੈ ਗਿਐ। ਕਿੱਕਰਾਂ ਪੀਲੇ-
ਪੀਲੇ ਫੁੱਲ ਕੱਢਣ ਲੱਗੀਆਂ ਨੇ, ਜਿਵੇਂ ਪੀਲੀ ਚੁੰਨੀ ਓਹੜਨ ਲਈ ਧੋ ਕੇ ਸੁਕਾਈ ਜਾਣ
ਲੱਗੀ ਹੋਵੇ! ਪਹਾੜੀ ਕਿੱਕਰਾਂ ਭਾਰੀਆਂ ਹੋ-ਹੋ ਆਪਣੇ ਟਾਹਣ ਧਰਤੀ ਨਾਲ ਛੁਹਾਉਣ
ਲੱਗੀਆਂ ਨੇ। ਨਿੰਮ੍ਹੀ-ਨਿੰਮ੍ਹੀ ਠੰਢ ਬੂਹਾ ਖੜਕਾਅ ਰਹੀ ਹੈ। ਥੋੜੇ ਦਿਨਾਂ ਤੀਕ ਝੋਨੇ
ਦੀ ਫਸਲ ਸਮੇਟ ਕੇ ਖੇਤ ਨੂੰ ਸੁੰਭਰੇ-ਸੰਵਾਰੇਗਾ ਕਿਰਸਾਨ। ਕਣਕ ਦੀ ਬਿਜਾਂਦ ਲਈ
ਵਾਹਣ ਤਿਆਰ ਕਰੇਗਾ। ਮੇਰੇ ਪਿੰਡ ਦੇ ਕਾਫੀ ਕਿਰਸਾਨ, (ਜਿੰਨ੍ਹਾਂ 'ਚੋਂ ਬਹੁਤੇ ਗਰੀਬ
ਤਬਕੇ ਨਾਲ ਸਬੰਧਤ ਹੋਣਗੇ), ਗੋਭੀ ਤੇ ਟਮਾਟਰ ਲਾਉਣਗੇ। ਮੈਂ ਖੇਤਾਂ ਵੱਲ ਗਿਆ ਸਾਂ
ਅੱਜ ਸਵੇਰੇ, ਦੇਖਿਆ ਕਿ ਗੋਭੀ ਦੀ ਪਨੀਰੀ ਤਿਆਰ ਹੋ ਗਈ ਹੈ। ਗੋਭੀ ਦੀ ਪਨੀਰੀ ਨੂੰ
ਰਲੀ-ਮਿਲੀ ਠੰਢ ਤੇ ਦੁਪੈਹਿਰ ਦੀ ਗਰਮਾਇਸ਼ ਤੋਂ ਬਚਾਉਣ ਵਾਸਤੇ ਤੰਬੂ ਤਾਣੇ ਹੋਏ ਨੇ।
ਲਗਭਗ ਢਾਈ ਜਾਂ ਪੌਣੇ ਤਿੰਨ ਮਹੀਨੇ ਗੋਭੀ ਦੀ ਫਸਲ ਰਹੇਗੀ ਤੇ ਉਸ ਮਗਰੋਂ ਟਮਾਟਰਾਂ ਦੀ ਪਨੀਰੀ ਲਾਈ ਜਾਵੇਗੀ। ਛੇ ਮਹੀਨਿਆਂ
ਵਿਚ ਦੋ ਫਸਲਾਂ ਉਗਾਉਣ ਵਾਲਾ ਕਿਸਾਨ ਕਣਕ ਬੀਜਣ ਤੋਂ ਪਾਸਾ ਵੱਟੇਗਾ। (ਗੋਭੀ ਤੇ ਟਮਾਟਰ ਕਿਰਾਏ ਦੀਆਂ ਗੱਡੀਆਂ ਵਿਚ ਭਰ ਕੇ ਦੂਰ ਵੱਡੇ ਸ਼ਹਿਰਾਂ ਦੀਆਂ ਸਬਜ਼ੀ ਮੰਡੀਆਂ ਵਿਚ ਵੇਚਣ ਜਾਣਗੇ, ਪੂਰਾ
ਮੁੱਲ ਤਾਂ ਕੀ ਮਿਲਣਾ, ਜਦ ਗੱਡੀ ਦਾ ਕਿਰਾਇਆ ਵੀ ਪੂਰਾ ਨਾ ਹੋਇਆ, ਤਦ ਹੱਥ ਮਲਦੇ ਪਛਤਾਣਗੇ ਤੇ ਚੁੱਪ-ਚੁਪੀਤੇ ਘਰ ਮੁੜ ਆਣਗੇ,ਜਿਸ ਜੱਟ ਤੋਂ ਪੈਲੀ ਠੇਕੇ 'ਤੇ ਲੈ ਕੇ ਫਸਲ ਬੀਜੀ ਸੀ,ਉਸਦੇ ਨੂੰ ਦੇਣੇ
ਪੈਸਿਆਂ ਦਾ ਪ੍ਰਬੰਧ ਕਿੱਥੋਂ ਹੋਵੇਗਾ!) ਇਹ ਮੰਜ਼ਰ ਮੈਂ ਅੱਖੀਂ ਦੇਖਦਾ ਹਾਂ ਹਰ ਵਰ੍ਹੇ!
ਦੇਖਦਾ ਹਾਂ, ਟਮਾਟਰ ਦੇ ਢੇਰ ਤੇ ਗੋਭੀ ਦੇ ਫੁੱਲ ਖੇਤਾਂ ਕਿਨਾਰੇ ਪਹਿਆਂ ਉਤੇ ਰੁਲਦੇ ਤੇ ਗਲਦੇ ਨੇ। ਪਸੂ ਵੀ ਨਹੀਂ ਮੂੰਹ ਮਾਰਦੇ ਇਹਨਾਂ ਨੂੰ। ਬਹੁਤਾਤ ਵਿਚ ਹੋ ਗਈ ਗੋਭੀ ਨੂੰ ਕੋਈ ਕੌਡੀਆਂ ਦੇ ਭਾਅ ਵੀ ਨਹੀਂ
ਚੁਕਦਾ। ਪਿਛਲੇ ਤੋਂ ਪਿਛਲੇ ਸਾਲ ਕੱਦੂ ਰੱਜ-ਰੱਜ ਕੇ ਰੁਲੇ। ਲਵੇ-ਲਵੇ ਅਲੂੰਏ ਕੱਦੂ ਕਿਸੇ ਨੇ ਮੁਫਤੀ ਵੀ ਨਾ ਖਾਧੇ, ਤੇ ਵੱਲਾਂ ਨਾਲ ਲੱਗੇ ਰਹੇ, ਪੱਕ-ਪੱਕ ਕੇ ਪਾਗਲ ਹੋ ਗਏ,ਬੇਹਿਸਾਬੇ ਮੋਟੇ, ਤੇ ਅਗਲੀ ਵਾਰ ਆਪਣਾ
ਬੀਜ ਦੇਣ ਨੂੰ ਤਿਆਰ। ਸਾਡੇ ਪਿੰਡ ਦੇ ਕਿਰਤੀ ਬੌਰੀਏ ਬੜੇ ਮਿਹਨਤੀ ਨੇ, ਸਿਰੇ ਦੇ ਅਣਥੱਕ ਇਹ ਮੁਸ਼ੱਕਤੀ ਕਾਮੇ ਸਾਰਾ ਸਾਰਾ ਦਿਨ ਆਪਣੇ ਟੱਬਰਾਂ ਸਮੇਤ ਖੇਤਾਂ ਵਿਚ ਮੁੜ੍ਹਕਾ ਡੋਲ੍ਹ-ਡੋਲ੍ਹ ਬੜੇ ਚਾਅ ਤੇ
ਆਸਾਂ ਨਾਲ ਫਸਲ ਤਿਆਰ ਕਰਦੇ ਨੇ। ਜਦ ਮਿਹਨਤ ਦਾ ਮੁੱਲ ਨਹੀਂ ਮਿਲਦਾ ਤਾਂ ਝੁਰਦੇ ਨੇ, ਉਹਨਾਂ ਨੂੰ ਦੇਖ-ਦੇਖ ਮੈਂ ਵੀ ਝੁਰਦਾ ਹਾਂ। ਮੈਂ ਆਪਣੇ ਬਚਪਨ ਤੋਂ ਲੈ ਕੇ ਹੁਣ ਤੀਕਰ ਦੇਖ ਰਿਹਾਂ ਕਿ ਸਾਡੇ ਪਿੰਡ ਦਿਆਂ
ਖੇਤਾਂ ਵਿਚ ਮਟਰ, ਬੈਂਗਣ-ਬੈਂਗਣੀ, ਕੱਦੂ-ਅੱਲਾਂ, ਦੇਸੀ ਤੋਰੀਆਂ, ਸੂੰਗਰੇ-ਮੂੰਗਰੇ, ਔਲੇ, ਗਾਜਰ, ਮੂਲੀ, ਗੁਆਰੇ ਦੀਆਂ ਫਲੀਆਂ, ਪਾਲਕ, ਮੇਥੀ, ਮਿਰਚ,ਸ਼ਲਗਮ, ਖੱਖੜੀ, ਖਰਬੂਜੇ ਤੇ ਮਤੀਰੇ ਦੀ ਬਿਜਾਂਦ ਹੁੰਦੀ
ਹੈ। ਚਿੱਬੜ੍ਹ ਤੇ ਬਾਥੂ ਆਪ-ਮੁਹਾਰੇ ਹੀ ਉੱਗ ਪੈਂਦਾ ਹੈ। ਸਰੋਂ ਦਾ ਸਾਗ ਕਦੇ ਕਰਾਰਾ-ਕਰਾਰਾ ਹੁੰਦਾ ਸੀ ਮੇਰੇ ਪਿੰਡ ਦਾ, ਹੁਣ ਖਾਰਾ-ਖਾਰਾ ਜਿਹਾ ਸੁਆਦ ਆਉਂਦਾ ਹੈ। (ਆਲੂ ਨਹੀਂ ਬੀਜਦੇ, ਕੋਈ ਟਾਵਾਂ-ਟਾਵਾਂ
ਕਿਰਸਾਨ ਹੀ ਆਲੂ ਬੀਜਦਾ ਹੈ, ਸੌ ਵਿਚੋਂ ਪੰਜ ਦੇ ਬਰਾਬਰ)। ਮੇਰੇ ਪਿੰਡ ਦੇ ਖੇਤਾਂ 'ਚ ਟਿੱਬਿਆਂ 'ਤੇ ਕੌੜ-ਤੁੰਮਿਆਂ ਦੀਆਂ ਵੇਲਾਂ ਕਦੇ ਨਾ ਸੁੱਕੀਆਂ, ਕਦੇ ਨਾ ਮੁੱਕੇ ਕੌੜ ਤੁੰਮੇ! ਅਜੇ ਵੀ ਦੂਰੋਂ-ਦੂਰੋਂ ਵੈਦ ਆ ਜਾਂਦੇ ਨੇ
ਤੋੜਨ ਕੌੜ-ਤੁੰਮੇਂ, ਦੇਸੀ ਦਵਾਈਆਂ ਵਿਚ ਪਾਉਣ ਲਈ। ਕਦੇ ਮੇਰਾ ਤਾਇਆ ਪਸੂਆਂ ਵਾਸਤੇ ਕੌੜ-ਤੁੰਮਿਆਂ ਦਾ ਅਚਾਰ ਪਾ ਲੈਂਦਾ ਸੀ। ਕੋਈ ਬੀਮਾਰੀ ਨੇੜੇ ਨਾ ਸੀ ਢੁਕਦੀ ਪਸੂਆਂ ਦੇ ,ਤੇ ਕਦੇ ਕੋਈ ਪਸੂ ਦੁੱਧ
ਨਾ ਨਹੀਂ ਸੀ ਸੁਕਦਾ। ਝਾੜ ਕਰੇਲੇ ਵੀ ਵਾਧੂੰ ਹੁੰਦੇ, ਹੁਣ ਵੀ ਹੈਗੇ! ਡੇਲਿਆਂ ਦਾ ਅਚਾਰ ਪਾਉਂਦੇ ਸਨ ਲੋਕ, ਕਰੀਰਾਂ ਨੂੰ ਡੇਲੇ ਲਗਦੇ ਕਿ ਤੋੜ ਨਾ ਹੁੰਦੇ। ਹੁਣ ਕਈ-ਕੋਈ ਕਰੀਰ ਬਚਿਆ ਦਿਸਦਾ ਹੈ ਪਿੰਡ ਦੀ
ਨੁੱਕਰੇ ਕਿਧਰੇ! ਬਾਬੇ ਦੀ ਖਾਨਗਾਹ 'ਤੇ ਪੁਰਾਣੇ ਕਰੀਰ ਹਨ ਪਰ ਉਹਨਾਂ ਨੂੰ ਡੇਲੇ ਲੱਗਣੋਂ ਹਟ ਗਏ! ਕਿੱਕਰਾਂ ਦੇ ਤੁੱਕਿਆਂ ਦਾ ਅਚਾਰ ਆਮ ਹੀ ਪੈਂਦਾ, ਜੇ ਨਾ ਵੀ ਪੈਂਦਾ, ਤਾਂ ਬੱਕਰੀਆਂ ਤੇ ਬੱਕਰੀਆਂ ਨੂੰ ਕਿੱਕਰਾਂ ਦੇ
ਤੱਕੇ ਚਾਰੇ ਜਾਂਦੇ। ਚੇਤਾ ਹੈ, ਇੱਕ ਵਾਰ ਸਦੀਕ ਤੇ ਰਣਜੀਤ ਕੌਰ ਦਾ ਅਖਾੜਾ ਲੱਗਿਆ ਸੀ ਸਾਡੇ ਪਿੰਡ ਤੇ ਰਣਜੀਤ ਕੌਰ ਗਾਉਂਦੀ ਹੋਈ ਸਦੀਕ ਨੂੰ ਕਹਿੰਦੀ ਹੈ, ''ਵੇ ਬਾਬਾ, ਤੁੱਕੇ ਹੋਰ ਲਿਆਵਾਂ, ਰੋਟੀ ਖਾ ਰਿਹਾ ਏਂ
ਬਾਬਾ, ਵੇ ਬਾਬਾ ਤੁੱਕੇ ਹੋਰ ਲਿਆਵਾਂ...?" ਸਦੀਕ ਅੱਗੋਂ ਕਹਿੰਦਾ ਹੈ, ''ਸਹੁਰੀ ਦੀਏ ਬਾਬਾ ਕਿਹੜਾ ਬੋਕ ਐ।" ਲੋਕ ਹੱਸੇ।
""""
ਗੱਲ ਬੇਰਾਂ ਤੋਂ ਸ਼ੁਰੂ ਕੀਤੀ ਸੀ। ਲੰਘੀ ਰੁੱਤੇ, ਬੇਰ ਲੱਗੇ ਸਨ ਬੇਰੀਆਂ ਨੂੰ ਮਣਾਂ-ਮੰਹੀਂ ਪਰ ਕੋਈ ਤੋੜਨ ਵਾਲਾ ਤੇ ਖਾਣ ਵਾਲਾ ਨਹੀਂ ਸੀ। ਹਨੇਰੀਆਂ ਵਗੀਆਂ। ਕਣਕ ਦੀ ਫਸਲ 'ਚ ਡਿੱਗੇ ਕਿਰੇ-ਕਿਰੇ ਲਾਲ-ਰੱਤੇ
ਮਿੱਠੇ-ਮਿੱਠੇ ਬੇਰ ਚੁਗਣ ਕਈ ਨਹੀਂ ਗਿਆ। ਚੇਤੇ ਕਰਦਾ ਹਾਂ ਕਿ ਉਹ ਵੀ ਦਿਨ ਸਨ, ਜਦ ਆਪਣੇ ਭਰਾਵਾਂ ਜਾਂ ਹਾਣੀਆਂ ਨਾਲ ਬੇਰ ਤੋੜਨ ਜਾਂ ਚੁਗਣ ਜਾਣ ਦਾ ਵੇਲਾ ਕਦੀ ਨਹੀਂ ਸਾਂ ਖੁੰਝਾਉਂਦਾ। ਝੋਲਿਆਂ ਦੇ ਝੋਲੇ
ਭਰ-ਭਰ ਬੇਰ ਲਿਆਂਉਂਦੇ ਸਾਂ ਤੇ ਢੇਰ ਲਾਈ ਜਾਂਦੇ ਸਾਂ, ''ਦਾਦੀ ਵਰਜਦੀ ਹੁੰਦੀ, ''ਵੇ ਕੌਣ ਖਾਊ ਐਨੇ ਬੇਰ, ਬਸ ਕਰਜੋ ਹੁਣ ਨਿਕੰਮਿਓਂ...।"
ਜਿਹੜੇ ਰਾਹ ਮੈਂ ਰੋਜ਼ ਲੰਘਦਾ ਹਾਂ,ਇੱਕ ਪੁਰਾਣੀ ਬੇਰੀ ਬੇਰਾਂ ਲੱਦੀ ਖਲੋਤੀ ਆਉਂਦੇ-ਜਾਂਦਿਆਂ ਨੂੰ ਵੇਂਹਦੀ ਰਹਿੰਦੀ ਹੈ ਕਿ ਕੋਈ ਤਾਂ ਖਲੋਵੇਗਾ ਮੇਰੇ ਕੋਲ, ਤੇ ਮੇਰੇ ਬੇਰ ਖਾਏਗਾ! ਪਰ ਕਿਸੇ ਕੋਲ ਦੋ ਪਲ ਦੀ ਵਿਹਲ
ਨਹੀਂ ਹੈ। ਬੇਰੀ ਕਹਿੰਦੀ ਹੈ, ''ਵੱਟੇ ਮਾਰ ਮਾਰ ਝਾੜ ਲਓ ਤਦ ਵੀ ਨਹੀਂ ਕੁਝ ਆਖਾਂਗੀ, ਮੇਰਾ ਕਰਮ ਵੱਟੇ ਖਾ ਕੇ ਬੇਰ ਦੇਣਾ ਹੈ ਪਰ ਤੁਸੀਂ ਫਿਰ ਵੀ ਕਿਉਂ ਨਹੀਂ ਖਾਂਦੇ ਮੇਰੇ ਬੇਰ! ਤੁਸੀਂ ਵੱਟੇ ਮਾਰੋ, ਮੈਂ ਮਸੁਕ੍ਰਵਾਂਗੀ
ਤੇ ਲਾਲ-ਸੂਹੇ ਬੇਰ ਤੁਹਾਡੀ ਝੋਲੀ ਪਾਵਾਂਗੀ। ਕੋਈ ਨਹੀਂ ਸੁਣਦਾ। ਮੈਂ ਵੀ ਕਦੇ ਨਹੀਂ ਸੁਣੀ ਬੇਰੀ ਦੀ ਪੁਕਾਰ, ਤੇ ਸਕੂਟਰ ਦੌੜਾਂਦਾ ਲੰਘ ਜਾਂਦਾ ਹਾਂ ਹੋਰਨਾਂ ਵਾਂਗ ਡਿੱਗੇ ਹੋਏ ਬੇਰ ਮਿਧਦਾ !
(3 ਅਕਤੂਬਰ, 2018)
ਕੁਝ ਮਨ ਦੀਆਂ-ਕੁਝ ਜਗ ਦੀਆਂ, ਸ਼ੈਰੀ ਦੀ 'ਸ਼ਾਇਰੀ' ਨੇ ਮੋਹੇ ਪਾਕਿਸਤਾਨੀ- ਨਿੰਦਰ ਘੁਗਿਆਣਵੀ
ਪੰਜਾਬ ਦੇ ਕੈਬਨਿਟ ਮੰਤਰੀ ਨਵਜੋਤ ਸਿੰਘ ਸਿੱਧੂ ਦੀ ਸੰਖੇਪ ਜਿਹੀ ਪਰ ਭਾਵਪੂਰਤ ਪਾਕਿਸਤਾਨ ਫੇਰੀ ਨੂੰ ਲੈ ਕੇ ਕਾਫੀ ਲੋਕ ਵਾਧੂੰ ਦਾ ਹੋ-ਹੱਲਾ ਮਚਾ ਰਹੇ